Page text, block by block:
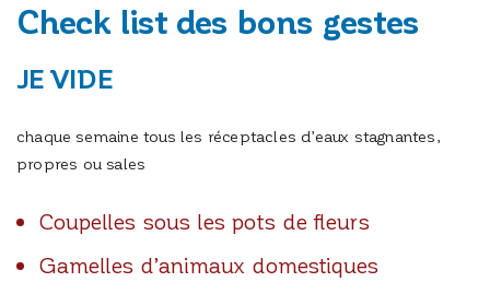
Check list des bons gestes
JE VIDE
chaque semaine tous les réceptacles d’eaux stagnantes,
propres ou sales
Coupelles sous les pots de fleurs
Gamelles d’animaux domestiques